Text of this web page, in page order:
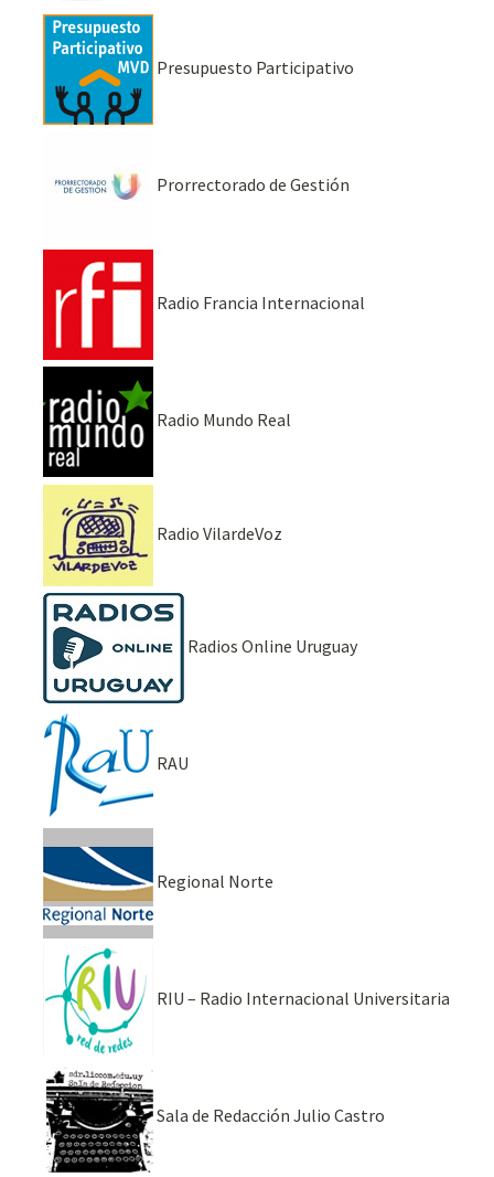
Presupuesto Participativo
Prorrectorado de Gestión
Radio Francia Internacional
Radio Mundo Real
Radio VilardeVoz
Radios Online Uruguay
RAU
Regional Norte
RIU – Radio Internacional Universitaria
Sala de Redacción Julio Castro